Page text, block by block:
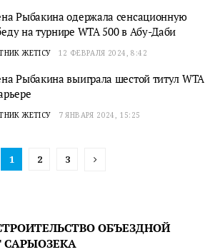
Рыбакина одержала сенсационную
на турнире WTA 500 в Абу-Даби
ЖЕТІСУ 12 ФЕВРАЛЯ 2024, 8:42
Рыбакина выиграла шестой титул WTA
ЖЕТІСУ 7 ЯНВАРЯ 2024, 15:25
1 2 3
ОБЪЕЗДНОЙ
САРЫОЗЕКА